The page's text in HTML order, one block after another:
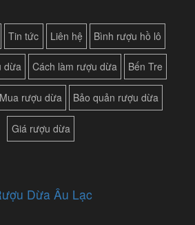
Tin tức Liên hệ Bình rượu hồ lô
dừa Cách làm rượu dừa Bến Tre
Mua rượu dừa Bảo quản rượu dừa
Giá rượu dừa
Dừa Âu Lạc